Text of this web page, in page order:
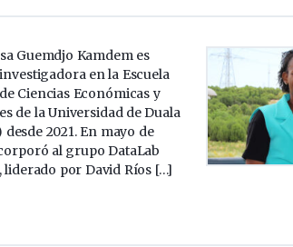
Guemdjo Kamdem es
en la Escuela
Ciencias Económicas y
de la Universidad de Duala
2021. En mayo de
al grupo DataLab
liderado por David Ríos […]